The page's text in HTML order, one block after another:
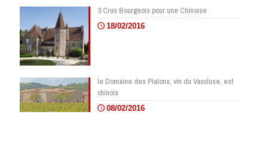
3 Crus Bourgeois pour une Chinoise
18/02/2016
le Domaine des Pialons, vin du Vaucluse, est
chinois
08/02/2016